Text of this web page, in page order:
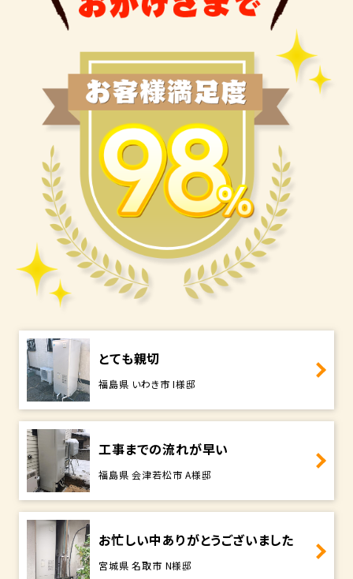
とても親切
福島県 いわき市 I様邸
工事までの流れが早い
福島県 会津若松市 A様邸
お忙しい中ありがとうございました
宮城県 名取市 N様邸